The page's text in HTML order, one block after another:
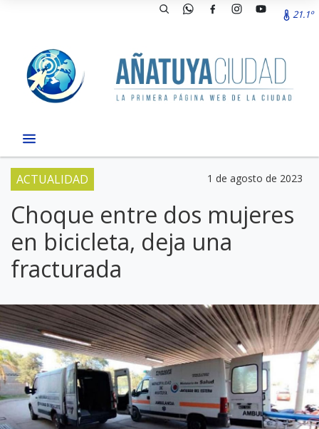
21.1º
ACTUALIDAD 1 de agosto de 2023
Choque entre dos mujeres
en bicicleta, deja una
fracturada